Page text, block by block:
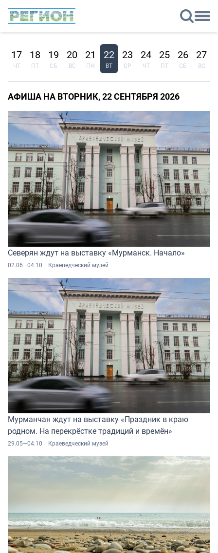
17
ЧТ
18
ПТ
19
СБ
20
ВС
21
ПН
22
ВТ
23
СР
24
ЧТ
25
ПТ
26
СБ
27
ВС
АФИША НА ВТОРНИК, 22 СЕНТЯБРЯ 2026
Северян ждут на выставку «Мурманск. Начало»
02.06—04.10 Краеведческий музей
Мурманчан ждут на выставку «Праздник в краю
родном. На перекрёстке традиций и времён»
29.05—04.10 Краеведческий музей